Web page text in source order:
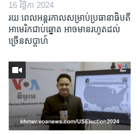
16 វិច្ឆិកា 2024
រយៈពេល​អន្តរកាល​សម្រាប់​ប្រធានាធិបតី​
អាមេរិក​ជាប់​ឆ្នោត ​អាច​មាន​រហូត​ដល់​
ច្រើន​សប្តាហ៍